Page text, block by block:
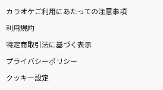
カラオケご利用にあたっての注意事項
利用規約
特定商取引法に基づく表示
プライバシーポリシー
クッキー設定